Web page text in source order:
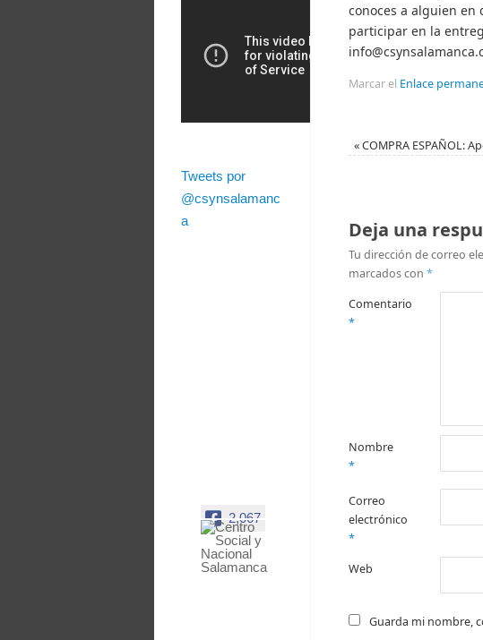
conoces a alguien en
participar en la
Marcar el Enlace
«COMPRA ESPAÑOL:
Deja una
Tu dirección de correo
marcados con *
Comentario
*
Nombre
*
Correo
electrónico
*
Web
Guarda mi nombre,
Tweets por
@csynsalamanc
a
2,067
Social y
Salamanca